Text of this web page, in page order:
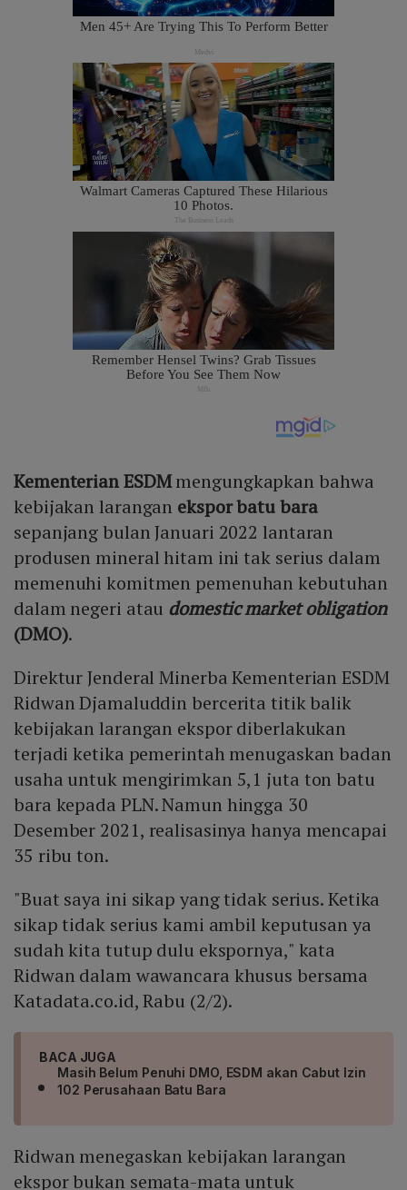
Kementerian ESDMmengungkapkan bahwa
kebijakan larangan ekspor batu bara
sepanjang bulan Januari 2022 lantaran
produsen mineral hitam ini tak serius dalam
memenuhi komitmen pemenuhan kebutuhan
dalam negeri atau domestic market obligation
(DMO).
Direktur Jenderal Minerba Kementerian ESDM
Ridwan Djamaluddin bercerita titik balik
kebijakan larangan ekspor diberlakukan
terjadi ketika pemerintah menugaskan badan
usaha untuk mengirimkan 5,1 juta ton batu
bara kepada PLN. Namun hingga 30
Desember 2021, realisasinya hanya mencapai
35 ribu ton.
"Buat saya ini sikap yang tidak serius. Ketika
sikap tidak serius kami ambil keputusan ya
sudah kita tutup dulu ekspornya," kata
Ridwan dalam wawancara khusus bersama
Katadata.co.id, Rabu (2/2).
BACA JUGA
Masih Belum Penuhi DMO, ESDM akan Cabut Izin
102 Perusahaan Batu Bara
Ridwan menegaskan kebijakan larangan
ekspor bukan semata-mata untuk